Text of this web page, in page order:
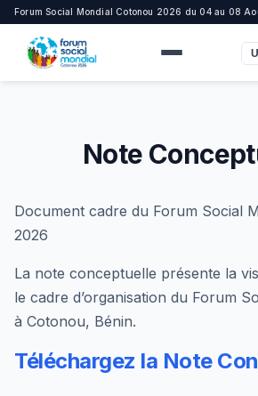
Forum Social Mondial Cotonou 2026 du 04 au 08
Note
Document cadre du Forum Social
2026
La note conceptuelle présente la
le cadre d’organisation du Forum
à Cotonou, Bénin.
Téléchargez la Note